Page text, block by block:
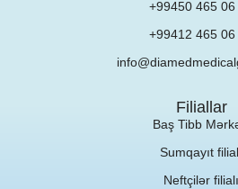
+99450 465 06
+99412 465 06
Filiallar
Baş Tibb
Sumqayıt
Neftçilər filialı